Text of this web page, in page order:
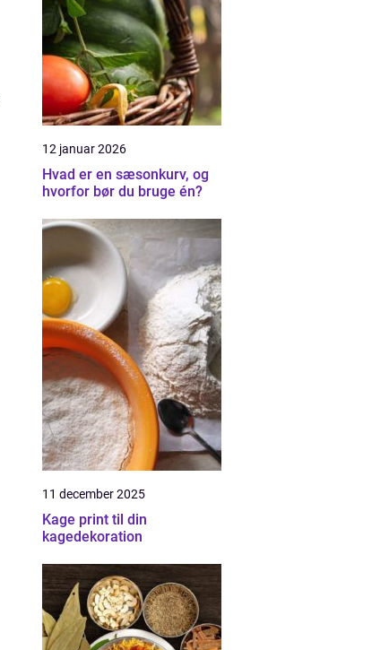
12 januar 2026
Hvad er en sæsonkurv, og
hvorfor bør du bruge én?
11 december 2025
Kage print til din
kagedekoration